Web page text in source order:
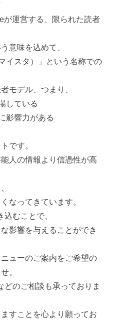
が運営する、限られた読者
意味を込めて、
イスタ）」という名称での
モデル、つまり、
している
影響力がある
です。
人の情報より信憑性が高
なってきています。
むことで、
影響を与えることができ
ューのご案内をご希望の
。
のご相談も承っておりま
すことを心より願ってお